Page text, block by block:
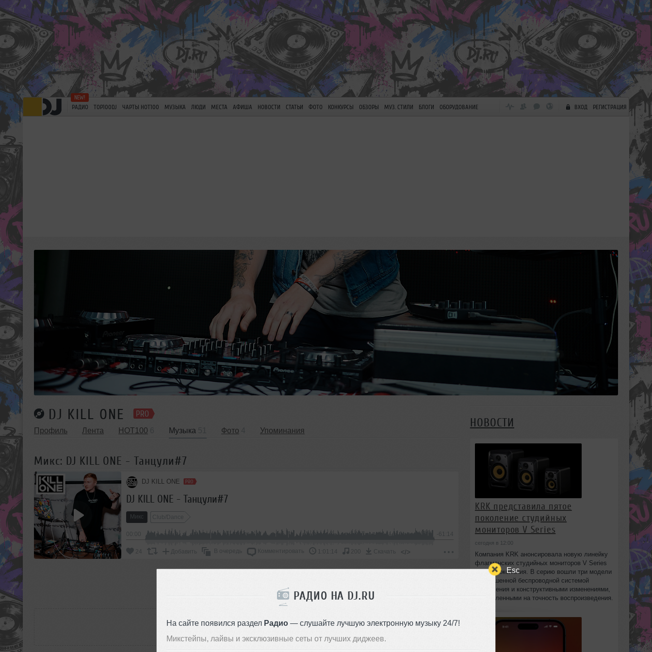
Esc
РАДИО НА DJ.RU
На сайте появился раздел Радио— слушайте лучшую электронную музыку 24/7!
Микстейпы, лайвы и эксклюзивные сеты от лучших диджеев.
РАДИО TOP100DJ ЧАРТЫ HOT100 МУЗЫКА ЛЮДИ МЕСТА АФИША НОВОСТИ СТАТЬИ ФОТО КОНКУРСЫ ОБЗОРЫ МУЗ. СТИЛИ БЛОГИ ОБОРУДОВАНИЕ ВХОД РЕГИСТРАЦИЯ
DJ KILL ONE
Профиль Лента HOT100 Музыка Фото Упоминания
Микс: DJ KILL ONE - Танцули#7
DJ KILL ONE
DJ KILL ONE - Танцули#7
Микс Club/Dance
-61:14
24 Добавить В очередь Комментировать 200 Скачать </>
РАССКАЖИ ДРУЗЬЯМ
НОВОСТИ
KRK представила пятое
поколение студийных
мониторов V Series
сегодня в 12:00
Компания KRK анонсировала новую линейку
флагманских студийных мониторов V Series
пятого поколения. В серию вошли три модели
с улучшенной беспроводной системой
управления и конструктивными изменениями,
направленными на точность воспроизведения.